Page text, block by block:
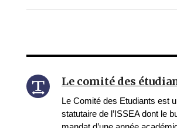
Le comité des
Le Comité des Etudiants est
statutaire de l’ISSEA dont le